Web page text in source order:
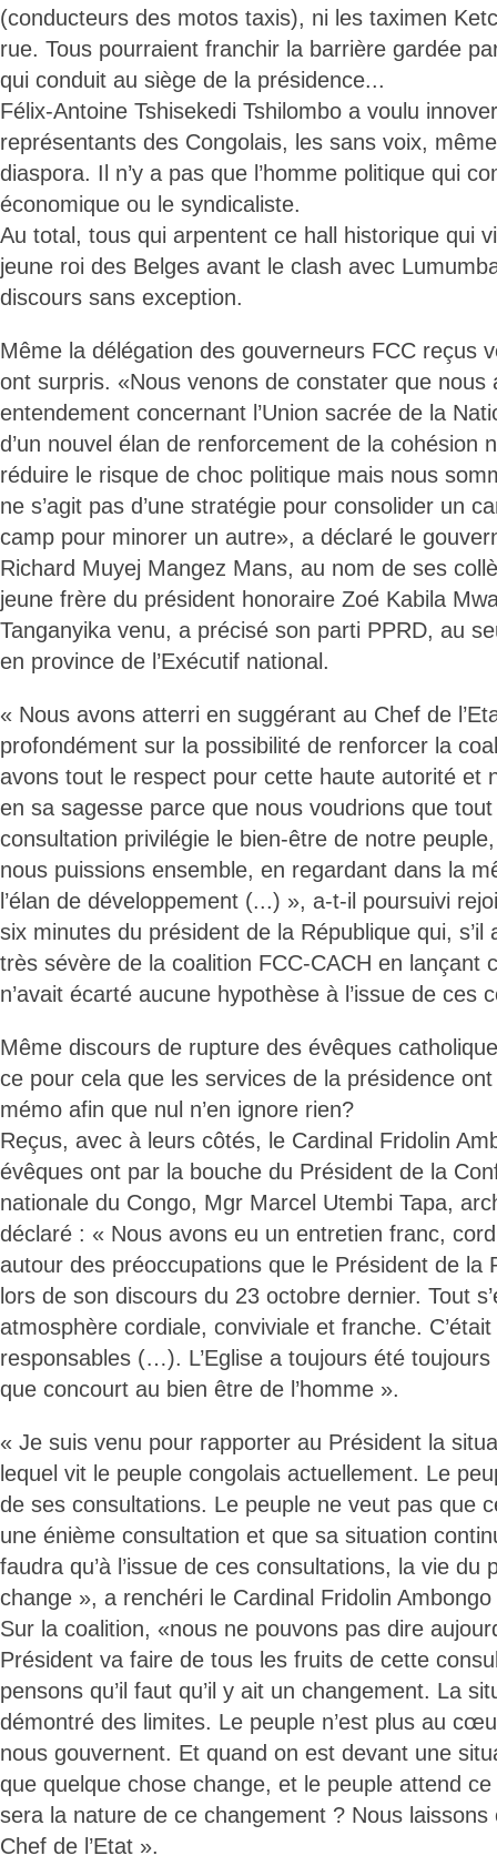
(conducteurs des motos taxis), ni les taximen
rue. Tous pourraient franchir la barrière gardée
qui conduit au siège de la présidence...
Félix-Antoine Tshisekedi Tshilombo a voulu
représentants des Congolais, les sans voix,
diaspora. Il n’y a pas que l’homme politique qui
économique ou le syndicaliste.
Au total, tous qui arpentent ce hall historique qui
jeune roi des Belges avant le clash avec
discours sans exception.
Même la délégation des gouverneurs FCC reçus
ont surpris. «Nous venons de constater que nous
entendement concernant l’Union sacrée de la
d’un nouvel élan de renforcement de la cohésion
réduire le risque de choc politique mais nous
ne s’agit pas d’une stratégie pour consolider un
camp pour minorer un autre», a déclaré le
Richard Muyej Mangez Mans, au nom de ses
jeune frère du président honoraire Zoé Kabila
Tanganyika venu, a précisé son parti PPRD, au
en province de l’Exécutif national.
« Nous avons atterri en suggérant au Chef de
profondément sur la possibilité de renforcer la
avons tout le respect pour cette haute autorité et
en sa sagesse parce que nous voudrions que
consultation privilégie le bien-être de notre
nous puissions ensemble, en regardant dans la
l’élan de développement (...) », a-t-il poursuivi
six minutes du président de la République qui, s’il
très sévère de la coalition FCC-CACH en lançant
n’avait écarté aucune hypothèse à l’issue de ces
Même discours de rupture des évêques
ce pour cela que les services de la présidence
mémo afin que nul n’en ignore rien?
Reçus, avec à leurs côtés, le Cardinal Fridolin
évêques ont par la bouche du Président de la
nationale du Congo, Mgr Marcel Utembi Tapa,
déclaré : « Nous avons eu un entretien franc,
autour des préoccupations que le Président de la
lors de son discours du 23 octobre dernier. Tout
atmosphère cordiale, conviviale et franche.
responsables (…). L’Eglise a toujours été
que concourt au bien être de l’homme ».
« Je suis venu pour rapporter au Président la
lequel vit le peuple congolais actuellement. Le
de ses consultations. Le peuple ne veut pas que
une énième consultation et que sa situation
faudra qu’à l’issue de ces consultations, la vie du
change », a renchéri le Cardinal Fridolin
Sur la coalition, «nous ne pouvons pas dire
Président va faire de tous les fruits de cette
pensons qu’il faut qu’il y ait un changement. La
démontré des limites. Le peuple n’est plus au
nous gouvernent. Et quand on est devant une
que quelque chose change, et le peuple attend
sera la nature de ce changement ? Nous
Chef de l’Etat ».